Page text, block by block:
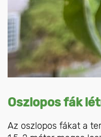
Oszlopos fák
Az oszlopos fákat a